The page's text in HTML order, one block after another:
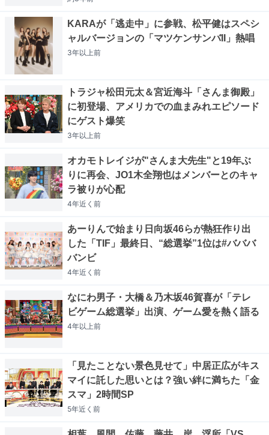
KARAが「逃走中」に参戦、松平健はスペシ
ャルバージョンの「マツケンサンバII」熱唱
3年以上前
トラジャ松田元太＆宮近海斗「さんま御殿」
に初登場、アメリカでの血まみれエピソード
にゲスト爆笑
3年以上前
オカモトレイジが"さんま大先生"と19年ぶ
りに再会、JO1木全翔也はメンバーとのキャ
ラ被りが心配
4年近く 前
あーりんで始まり日向坂46らが熱狂作り出
した「TIF」最終日、“総選挙”1位は#バババ
バンビ
4年近く 前
なにわ男子・大橋＆乃木坂46賀喜が「テレ
ビゲーム総選挙」出演、ゲーム愛を熱く語る
4年以上前
「見たことない景色見せて」中居正広がキス
マイに託した思いとは？強い絆に満ちた「金
スマ」2時間SP
5年近く 前